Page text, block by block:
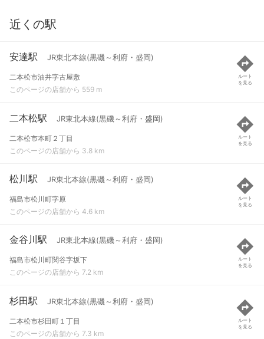
近くの駅
安達駅 JR東北本線(黒磯～利府・盛岡)
二本松市油井字古屋敷
このページの店舗から 559 m
ルート
を見る
二本松駅 JR東北本線(黒磯～利府・盛岡)
二本松市本町２丁目
このページの店舗から 3.8 km
ルート
を見る
松川駅 JR東北本線(黒磯～利府・盛岡)
福島市松川町字原
このページの店舗から 4.6 km
ルート
を見る
金谷川駅 JR東北本線(黒磯～利府・盛岡)
福島市松川町関谷字坂下
このページの店舗から 7.2 km
ルート
を見る
杉田駅 JR東北本線(黒磯～利府・盛岡)
二本松市杉田町１丁目
このページの店舗から 7.3 km
ルート
を見る